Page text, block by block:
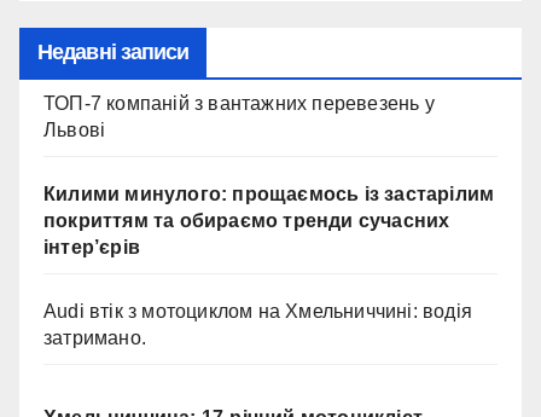
Недавні записи
ТОП-7 компаній з вантажних перевезень у
Львові
Килими минулого: прощаємось із застарілим
покриттям та обираємо тренди сучасних
інтер’єрів
Audi втік з мотоциклом на Хмельниччині: водія
затримано.